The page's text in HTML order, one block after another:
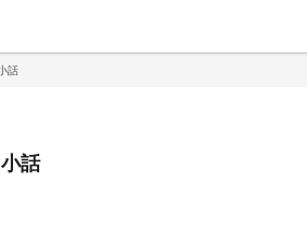
話
話